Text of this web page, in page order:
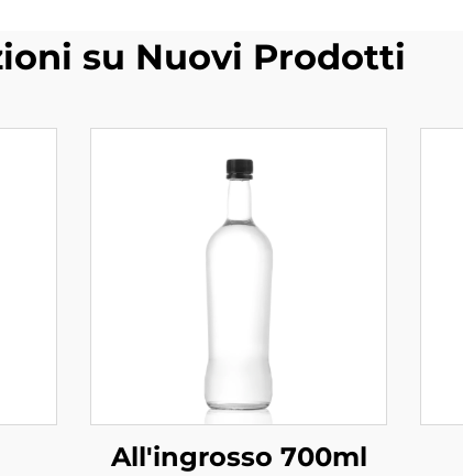
su Nuovi Prodotti
All'ingrosso 700ml